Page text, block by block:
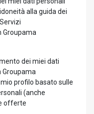
alla guida dei
Groupama
dei miei dati
Groupama
profilo basato sulle
(anche
offerte